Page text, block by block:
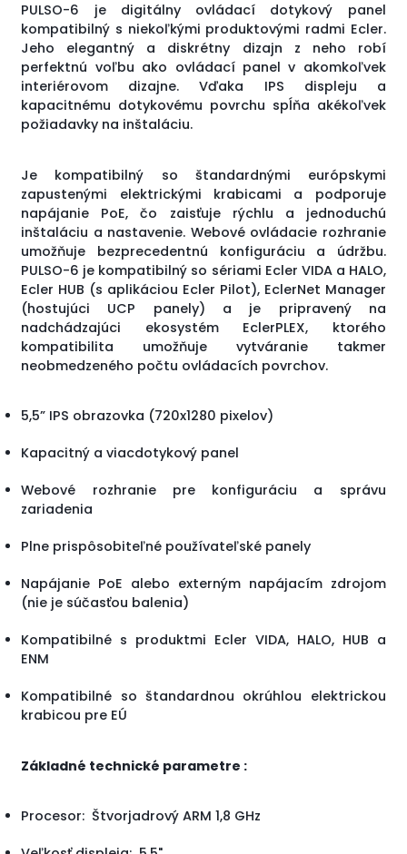
PULSO-6 je digitálny ovládací dotykový panel
kompatibilný s niekoľkými produktovými radmi Ecler.
Jeho elegantný a diskrétny dizajn z neho robí
perfektnú voľbu ako ovládací panel v akomkoľvek
interiérovom dizajne. Vďaka IPS displeju a
kapacitnému dotykovému povrchu spĺňa akékoľvek
požiadavky na inštaláciu.
Je kompatibilný so štandardnými európskymi
zapustenými elektrickými krabicami a podporuje
napájanie PoE, čo zaisťuje rýchlu a jednoduchú
inštaláciu a nastavenie. Webové ovládacie rozhranie
umožňuje bezprecedentnú konfiguráciu a údržbu.
PULSO-6 je kompatibilný so sériami Ecler VIDA a HALO,
Ecler HUB (s aplikáciou Ecler Pilot), EclerNet Manager
(hostujúci UCP panely) a je pripravený na
nadchádzajúci ekosystém EclerPLEX, ktorého
kompatibilita umožňuje vytváranie takmer
neobmedzeného počtu ovládacích povrchov.
5,5” IPS obrazovka (720x1280 pixelov)
Kapacitný a viacdotykový panel
Webové rozhranie pre konfiguráciu a správu
zariadenia
Plne prispôsobiteľné používateľské panely
Napájanie PoE alebo externým napájacím zdrojom
(nie je súčasťou balenia)
Kompatibilné s produktmi Ecler VIDA, HALO, HUB a
ENM
Kompatibilné so štandardnou okrúhlou elektrickou
krabicou pre EÚ
Základné technické parametre :
Procesor: Štvorjadrový ARM 1,8 GHz